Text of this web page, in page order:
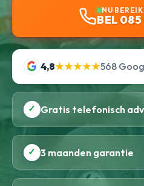
NU
BEL 085
4,8★★★★★568
✓ Gratis telefonisch
✓ 3 maanden garantie